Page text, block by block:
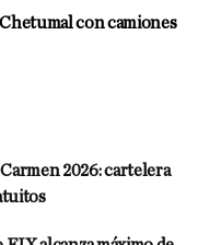
con camiones
2026: cartelera